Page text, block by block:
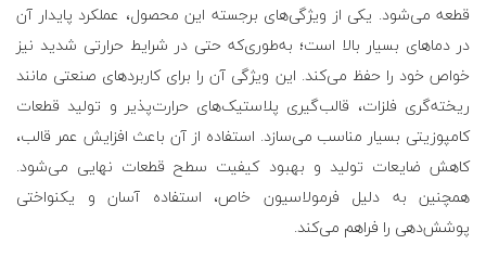
قطعه می‌شود. یکی از ویژگی‌های برجسته این محصول، عملکرد پایدار آن
در دماهای بسیار بالا است؛ به‌طوری‌که حتی در شرایط حرارتی شدید نیز
خواص خود را حفظ می‌کند. این ویژگی آن را برای کاربردهای صنعتی مانند
ریخته‌گری فلزات، قالب‌گیری پلاستیک‌های حرارت‌پذیر و تولید قطعات
کامپوزیتی بسیار مناسب می‌سازد. استفاده از آن باعث افزایش عمر قالب،
کاهش ضایعات تولید و بهبود کیفیت سطح قطعات نهایی می‌شود.
همچنین به دلیل فرمولاسیون خاص، استفاده آسان و یکنواختی
پوشش‌دهی را فراهم می‌کند.